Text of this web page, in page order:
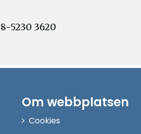
5230 3620
Om webbplatsen
Cookies